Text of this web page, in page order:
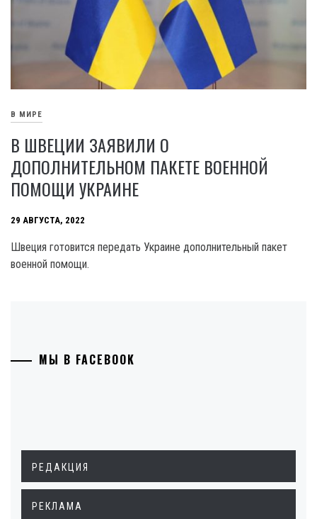
В МИРЕ
В ШВЕЦИИ ЗАЯВИЛИ О
ДОПОЛНИТЕЛЬНОМ ПАКЕТЕ ВОЕННОЙ
ПОМОЩИ УКРАИНЕ
29 АВГУСТА, 2022
Швеция готовится передать Украине дополнительный пакет
военной помощи.
МЫ В FACEBOOK
РЕДАКЦИЯ
РЕКЛАМА